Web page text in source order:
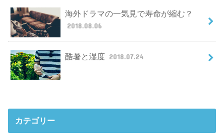
海外ドラマの一気見で寿命が縮む？
2018.08.06
酷暑と湿度 2018.07.24
カテゴリー